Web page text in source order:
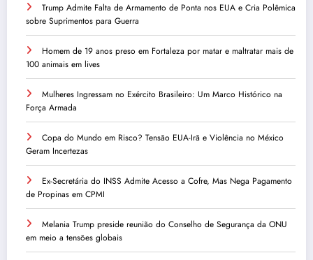
Trump Admite Falta de Armamento de Ponta nos EUA e Cria Polêmica
sobre Suprimentos para Guerra
Homem de 19 anos preso em Fortaleza por matar e maltratar mais de
100 animais em lives
Mulheres Ingressam no Exército Brasileiro: Um Marco Histórico na
Força Armada
Copa do Mundo em Risco? Tensão EUA-Irã e Violência no México
Geram Incertezas
Ex-Secretária do INSS Admite Acesso a Cofre, Mas Nega Pagamento
de Propinas em CPMI
Melania Trump preside reunião do Conselho de Segurança da ONU
em meio a tensões globais